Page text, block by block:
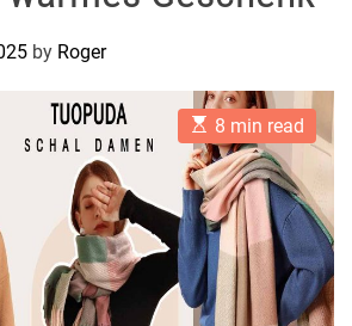
by Roger
E
s
t
i
m
a
e
d
r
e
8 min read